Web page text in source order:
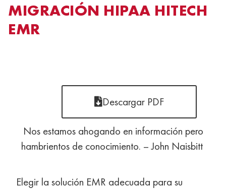
MIGRACIÓN HIPAA HITECH
EMR
Descargar PDF
Nos estamos ahogando en información pero
hambrientos de conocimiento. – John Naisbitt
Elegir la solución EMR adecuada para su